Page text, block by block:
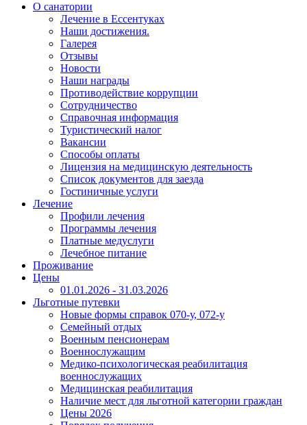
О санатории
Лечение в Ессентуках
Наши достижения.
Галерея
Отзывы
Новости
Наши награды
Противодействие коррупции
Сотрудничество
Справочная информация
Туристический налог
Вакансии
Способы оплаты
Лицензия на медицинскую деятельность
Список документов для заезда
Гостиничные услуги
Лечение
Профили лечения
Программы лечения
Платные медуслуги
Лечебное питание
Проживание
Цены
01.01.2026 - 31.03.2026
Льготные путевки
Новые формы справок 070-у, 072-у
Семейный отдых
Военным пенсионерам
Военнослужащим
Медико-психологическая реабилитация
военнослужащих
Медицинская реабилитация
Наличие мест для льготной категории граждан
Цены 2026